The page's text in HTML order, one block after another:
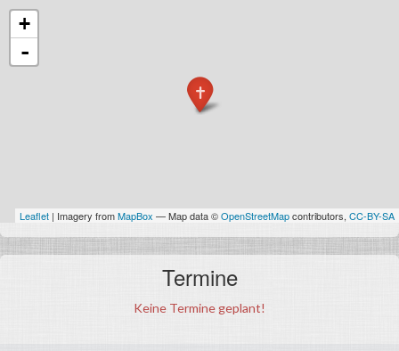
+
-
Leaflet | Imagery fromMapBox — Map data ©OpenStreetMapcontributors, CC-BY-SA
Termine
Keine Termine geplant!